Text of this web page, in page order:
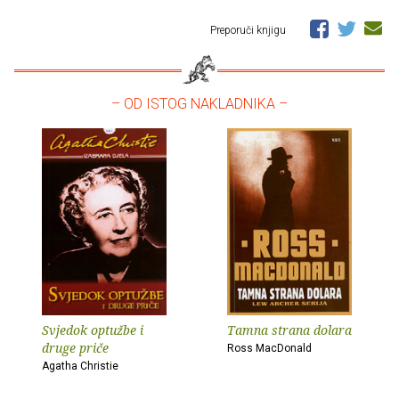
Preporuči knjigu
– OD ISTOG NAKLADNIKA –
Svjedok optužbe i
druge priče
Agatha Christie
Tamna strana dolara
Ross MacDonald